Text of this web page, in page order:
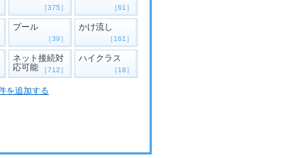
［375］ ［61］
プール
［39］
かけ流し
［161］
ネット接続対
応可能
［712］
ハイクラス
［18］
を追加する